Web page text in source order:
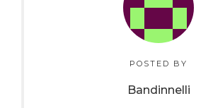
POSTED BY
Bandinnelli